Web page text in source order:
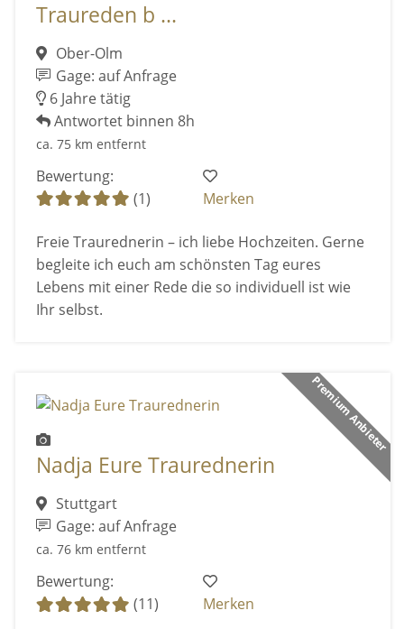
Traureden b ...
Ober-Olm
Gage: auf Anfrage
6 Jahre tätig
Antwortet binnen 8h
ca. 75 km entfernt
Bewertung:
(1)
Merken
Freie Traurednerin – ich liebe Hochzeiten. Gerne
begleite ich euch am schönsten Tag eures
Lebens mit einer Rede die so individuell ist wie
Ihr selbst.
Premium Anbieter
Nadja Eure Traurednerin
Stuttgart
Gage: auf Anfrage
ca. 76 km entfernt
Bewertung:
(11)
Merken